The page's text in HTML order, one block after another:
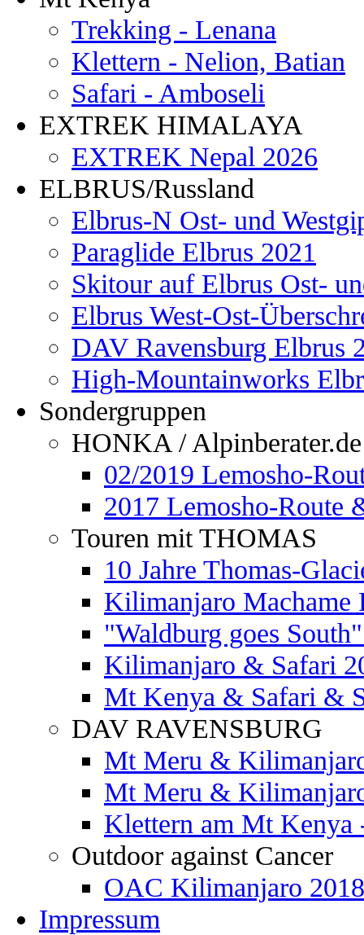
Trekking - Lenana
Klettern - Nelion, Batian
Safari - Amboseli
EXTREK HIMALAYA
EXTREK Nepal 2026
ELBRUS/Russland
Elbrus-N Ost- und
Paraglide Elbrus 2021
Skitour auf Elbrus Ost-
Elbrus West-Ost-
DAV Ravensburg Elbrus
High-Mountainworks
Sondergruppen
HONKA / Alpinberater.de
02/2019 Lemosho-
2017 Lemosho-Route
Touren mit THOMAS
10 Jahre Thomas-
Kilimanjaro Machame
"Waldburg goes
Kilimanjaro & Safari
Mt Kenya & Safari &
DAV RAVENSBURG
Mt Meru &
Mt Meru &
Klettern am Mt
Outdoor against Cancer
OAC Kilimanjaro 2018
Impressum